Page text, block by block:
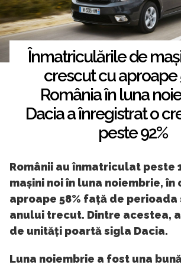
Înmatriculările de
crescut cu aproape
România în luna
Dacia a înregistrat o
peste 92%
Românii au înmatriculat peste
mașini noi în luna noiembrie, în
aproape 58% față de perioada
anului trecut. Dintre acestea,
de unități poartă sigla Dacia.
Luna noiembrie a fost una